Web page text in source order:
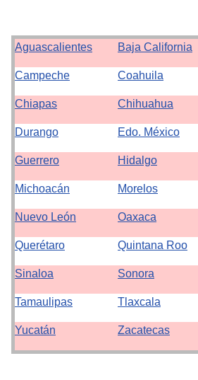
Aguascalientes Baja California
Campeche Coahuila
Chiapas Chihuahua
Durango Edo. México
Guerrero Hidalgo
Michoacán Morelos
Nuevo León Oaxaca
Querétaro Quintana Roo
Sinaloa Sonora
Tamaulipas Tlaxcala
Yucatán Zacatecas